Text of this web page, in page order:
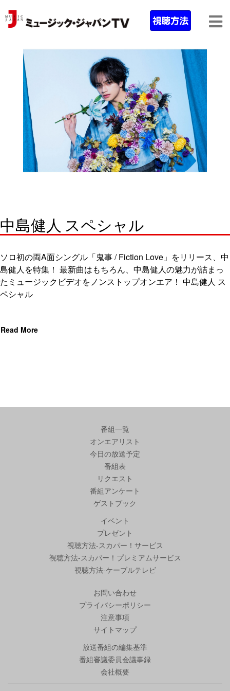
中島健人 スペシャル
ソロ初の両A面シングル「鬼事 / Fiction Love」をリリース、中
島健人を特集！ 最新曲はもちろん、中島健人の魅力が詰まっ
たミュージックビデオをノンストップオンエア！ 中島健人 ス
ペシャル
Read More
番組一覧
オンエアリスト
今日の放送予定
番組表
リクエスト
番組アンケート
ゲストブック
イベント
プレゼント
視聴方法-スカパー！サービス
視聴方法-スカパー！プレミアムサービス
視聴方法-ケーブルテレビ
お問い合わせ
プライバシーポリシー
注意事項
サイトマップ
放送番組の編集基準
番組審議委員会議事録
会社概要